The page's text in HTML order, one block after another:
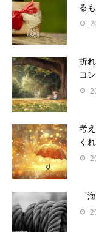
る
折
コ
考
く
「